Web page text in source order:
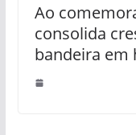
Ao
consolida
bandeira em